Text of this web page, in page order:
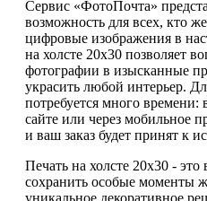
Сервис «ФотоПочта»
возможность для всех, кто
цифровые изображения в
на холсте 20х30 позволяет
фотографии в изысканные
украсить любой интерьер.
потребуется много времени:
сайте или через мобильное
и ваш заказ будет принят к
Печать на холсте 20х30 - это
сохранить особые моменты